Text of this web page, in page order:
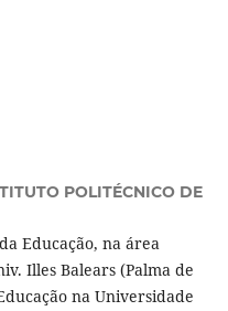
POLITÉCNICO DE
Educação, na área
Illes Balears (Palma de
na Universidade